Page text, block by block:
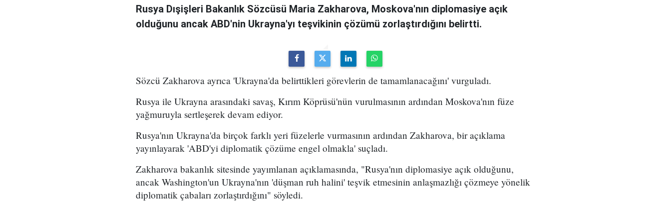
Rusya Dışişleri Bakanlık Sözcüsü Maria Zakharova, Moskova'nın diplomasiye açık
olduğunu ancak ABD'nin Ukrayna'yı teşvikinin çözümü zorlaştırdığını belirtti.
Sözcü Zakharova ayrıca 'Ukrayna'da belirttikleri görevlerin de tamamlanacağını' vurguladı.
Rusya ile Ukrayna arasındaki savaş, Kırım Köprüsü'nün vurulmasının ardından Moskova'nın füze
yağmuruyla sertleşerek devam ediyor.
Rusya'nın Ukrayna'da birçok farklı yeri füzelerle vurmasının ardından Zakharova, bir açıklama
yayınlayarak 'ABD'yi diplomatik çözüme engel olmakla' suçladı.
Zakharova bakanlık sitesinde yayımlanan açıklamasında, "Rusya'nın diplomasiye açık olduğunu,
ancak Washington'un Ukrayna'nın 'düşman ruh halini' teşvik etmesinin anlaşmazlığı çözmeye yönelik
diplomatik çabaları zorlaştırdığını" söyledi.